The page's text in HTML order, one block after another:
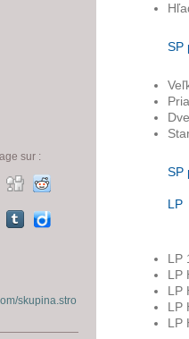
SP
SP
LP
LP
LP
LP
LP
LP
sur :
skupina.stro